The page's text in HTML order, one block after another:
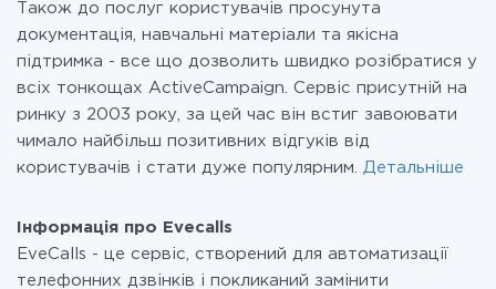
Також до послуг користувачів просунута
документація, навчальні матеріали та якісна
підтримка - все що дозволить швидко розібратися у
всіх тонкощах ActiveCampaign. Сервіс присутній на
ринку з 2003 року, за цей час він встиг завоювати
чимало найбільш позитивних відгуків від
користувачів і стати дуже популярним. Детальніше
Інформація про Evecalls
EveCalls - це сервіс, створений для автоматизації
телефонних дзвінків і покликаний замінити